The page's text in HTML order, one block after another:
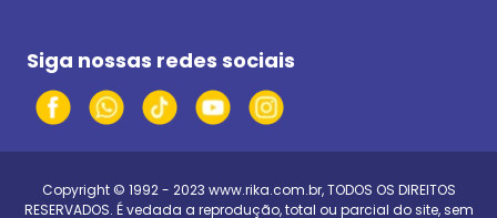
Siga nossas redes sociais
Copyright © 1992 - 2023 www.rika.com.br, TODOS OS DIREITOS
RESERVADOS. É vedada a reprodução, total ou parcial do site, sem